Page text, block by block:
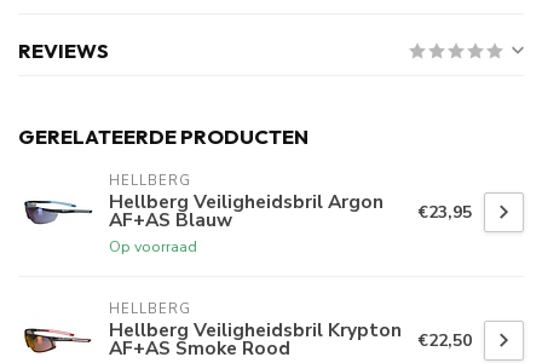
REVIEWS
GERELATEERDE PRODUCTEN
HELLBERG
Hellberg Veiligheidsbril Argon
AF+AS Blauw
Op voorraad
€23,95
HELLBERG
Hellberg Veiligheidsbril Krypton
AF+AS Smoke Rood €22,50